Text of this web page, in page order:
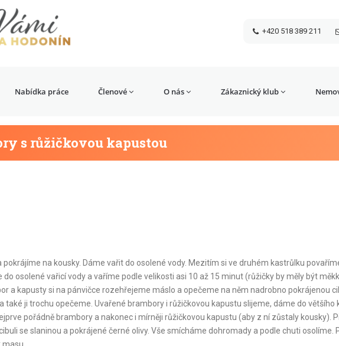
+420 518 389 211
Nabídka práce Členové O nás Zákaznický klub
s růžičkovou kapustou
na kousky. Dáme vařit do osolené vody. Mezitím si ve druhém kastrůlku
osolené vařicí vody a vaříme podle velikosti asi 10 až 15 minut (růžičky by měly být
a kapusty si na pánvičce rozehřejeme máslo a opečeme na něm nadrobno pokrájenou
také ji trochu opečeme. Uvařené brambory i růžičkovou kapustu slijeme, dáme do většího
pořádně brambory a nakonec i mírněji růžičkovou kapustu (aby z ní zůstaly kousky).
se slaninou a pokrájené černé olivy. Vše smícháme dohromady a podle chuti osolíme.